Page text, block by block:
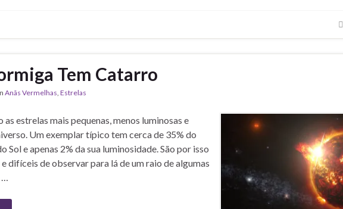
Tem Catarro
Anãs Vermelhas, Estrelas
as estrelas mais pequenas, menos luminosas e
Um exemplar típico tem cerca de 35% do
Sol e apenas 2% da sua luminosidade. São por isso
difíceis de observar para lá de um raio de algumas
…